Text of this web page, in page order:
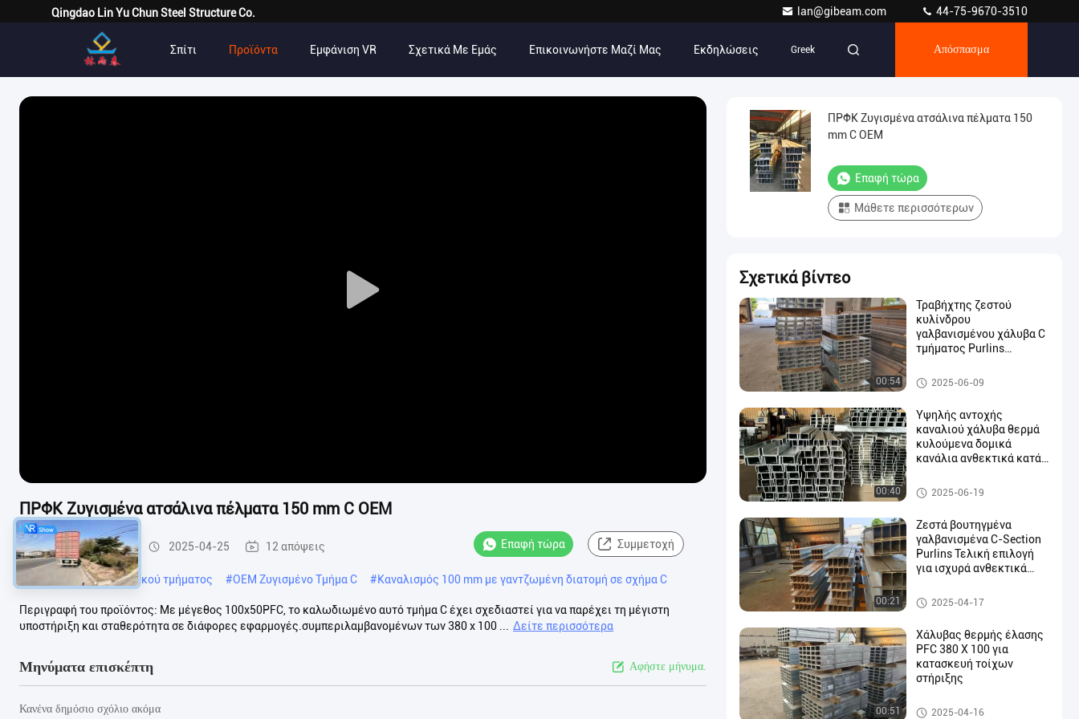
Qingdao Lin Yu Chun Steel Structure Co. lan@gibeam.com 44-75-9670-3510
Σπίτι Προϊόντα Εμφάνιση VR Σχετικά Με Εμάς Επικοινωνήστε Μαζί Μας Εκδηλώσεις Greek Απόσπασμα
Play
ΠΡΦΚ Ζυγισμένα ατσάλινα πέλματα 150 mm C OEM
Ζυγισμένο τμήμα C 2025-04-25 12 απόψεις Επαφή τώρα Συμμετοχή
Χάλυβα κατασκευαστικού τμήματος #OEM Ζυγισμένο Τμήμα C #Καναλισμός 100 mm με γαντζωμένη διατομή σε σχήμα C
Περιγραφή του προϊόντος: Με μέγεθος 100x50PFC, το καλωδιωμένο αυτό τμήμα C έχει σχεδιαστεί για να παρέχει τη μέγιστη
υποστήριξη και σταθερότητα σε διάφορες εφαρμογές.συμπεριλαμβανομένων των 380 x 100 ... Δείτε περισσότερα
Μηνύματα επισκέπτη Αφήστε μήνυμα.
Κανένα δημόσιο σχόλιο ακόμα
ΠΡΦΚ Ζυγισμένα ατσάλινα πέλματα 150
mm C OEM
Επαφή τώρα
Μάθετε περισσότερων
Σχετικά βίντεο
00:54
Τραβήχτης ζεστού
κυλίνδρου
γαλβανισμένου χάλυβα C
τμήματος Purlins
Ζυγισμένο τμήμα C
2025-06-09
00:40
Υψηλής αντοχής
καναλιού χάλυβα θερμά
κυλούμενα δομικά
κανάλια ανθεκτικά κατά
εμπορικά βιομηχανικά
και υποδομικά έργα
Ζυγισμένο τμήμα C
2025-06-19
00:21
Ζεστά βουτηγμένα
γαλβανισμένα C-Section
Purlins Τελική επιλογή
για ισχυρά ανθεκτικά
Ζυγισμένο τμήμα C
2025-04-17
00:51
Χάλυβας θερμής έλασης
PFC 380 X 100 για
κατασκευή τοίχων
στήριξης
Ζυγισμένο τμήμα C
2025-04-16